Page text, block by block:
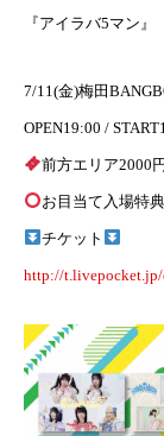
『アイラバ5マン』
7/11(金)梅田
OPEN19:00 /
前方エリア2000
お目当て入場特
チケット
http://